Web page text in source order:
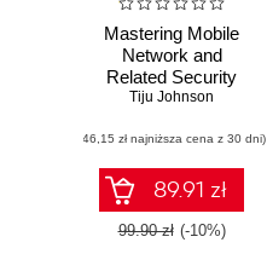
Mastering Mobile
Network and
Related Security
Tiju Johnson
(46,15 zł najniższa cena z 30 dni)
89.91 zł
99.90 zł (-10%)